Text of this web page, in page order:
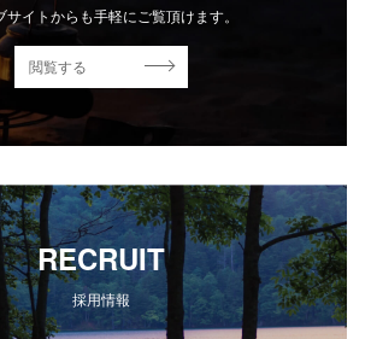
サイトからも手軽にご覧頂けます。
閲覧する
RECRUIT
採用情報